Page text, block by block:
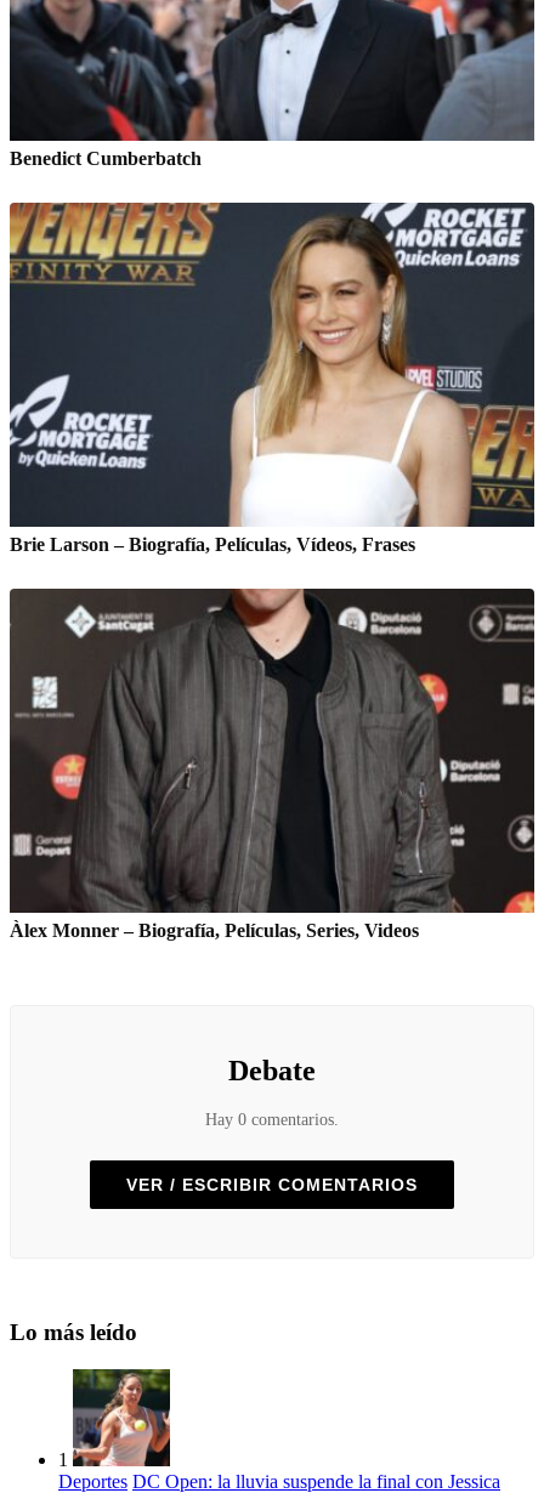
Benedict Cumberbatch
Brie Larson – Biografía, Películas, Vídeos, Frases
Àlex Monner – Biografía, Películas, Series, Videos
Debate
Hay 0 comentarios.
VER / ESCRIBIR COMENTARIOS
Lo más leído
1
Deportes DC Open: la lluvia suspende la final con Jessica